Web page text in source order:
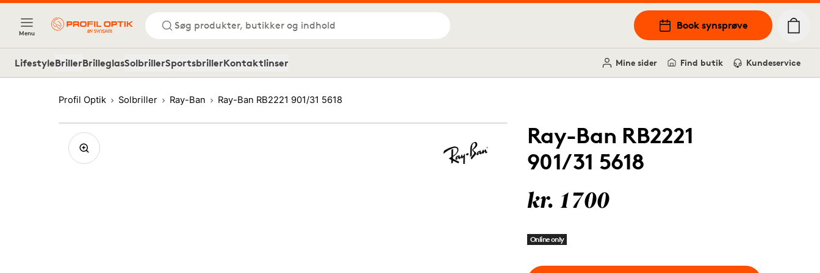
Menu
Søg produkter, butikker og indhold Book synsprøve
LifestyleBrillerBrilleglasSolbrillerSportsbrillerKontaktlinser Mine sider Find butik Kundeservice
Profil Optik Solbriller Ray-Ban Ray-Ban RB2221 901/31 5618
Ray-Ban RB2221
901/31 5618
kr. 1700
Online only